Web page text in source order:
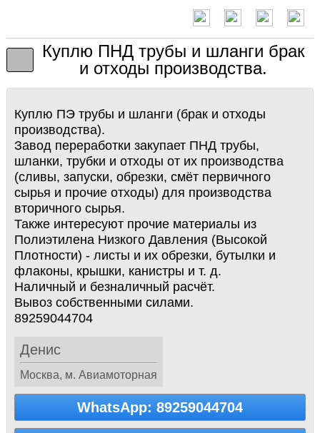
Куплю ПНД трубы и шланги брак
и отходы производства.
Куплю ПЭ трубы и шланги (брак и отходы
производства).
Завод переработки закупает ПНД трубы,
шланки, трубки и отходы от их производства
(сливы, запуски, обрезки, смёт первичного
сырья и прочие отходы) для производства
вторичного сырья.
Также интересуют прочие материалы из
Полиэтилена Низкого Давления (Высокой
Плотности) - листы и их обрезки, бутылки и
флаконы, крышки, канистры и т. д.
Наличный и безналичный расчёт.
Вывоз собственными силами.
89259044704
Денис
Москва, м. Авиамоторная
WhatsApp: 89259044704